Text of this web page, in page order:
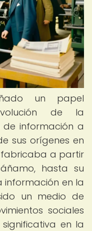
un papel
de la
información a
sus orígenes en
fabricaba a partir
hasta su
información en la
un medio de
sociales
en la